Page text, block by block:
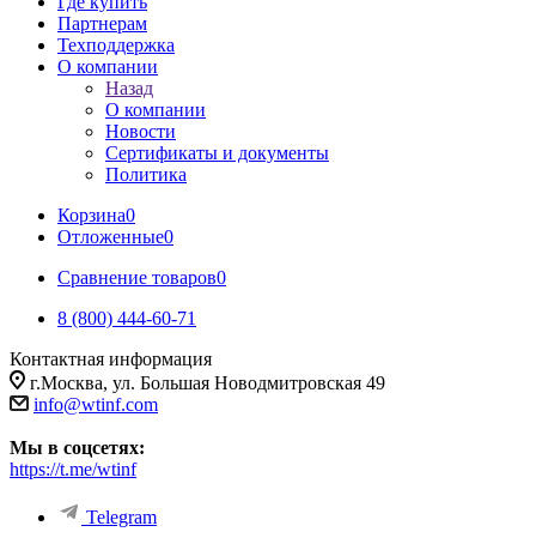
Партнерам
Техподдержка
О компании
Назад
О компании
Новости
Сертификаты и документы
Политика
Корзина0
Отложенные0
Сравнение товаров0
8 (800) 444-60-71
Контактная информация
г.Москва, ул. Большая Новодмитровская 49
info@wtinf.com
Мы в соцсетях:
https://t.me/wtinf
Telegram